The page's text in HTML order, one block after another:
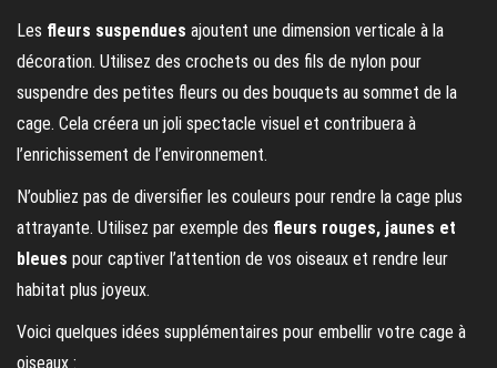
Les fleurs suspendues ajoutent une dimension verticale à la
décoration. Utilisez des crochets ou des fils de nylon pour
suspendre des petites fleurs ou des bouquets au sommet de la
cage. Cela créera un joli spectacle visuel et contribuera à
l’enrichissement de l’environnement.
N’oubliez pas de diversifier les couleurs pour rendre la cage plus
attrayante. Utilisez par exemple des fleurs rouges, jaunes et
bleues pour captiver l’attention de vos oiseaux et rendre leur
habitat plus joyeux.
Voici quelques idées supplémentaires pour embellir votre cage à
oiseaux :